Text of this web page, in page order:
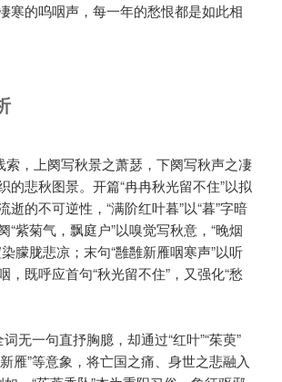
寒的呜咽声，每一年的愁恨都是如此相
索，上阕写秋景之萧瑟，下阕写秋声之凄
的悲秋图景。开篇“冉冉秋光留不住”以拟
逝的不可逆性，“满阶红叶暮”以“暮”字暗
“紫菊气，飘庭户”以嗅觉写秋意，“晚烟
朦胧悲凉；末句“雝雝新雁咽寒声”以听
，既呼应首句“秋光留不住”，又强化“愁
无一句直抒胸臆，却通过“红叶”“茱萸”
新雁”等意象，将亡国之痛、身世之悲融入